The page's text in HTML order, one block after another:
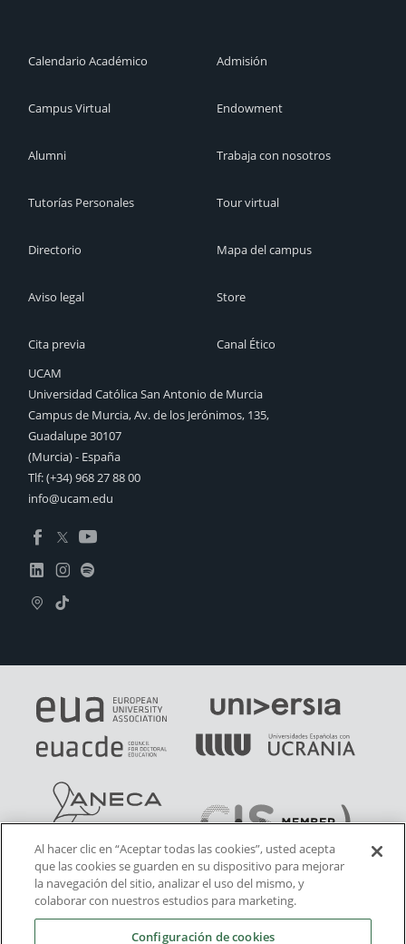
Calendario Académico
Campus Virtual
Alumni
Tutorías Personales
Directorio
Aviso legal
Cita previa
Admisión
Endowment
Trabaja con nosotros
Tour virtual
Mapa del campus
Store
Canal Ético
UCAM
Universidad Católica San Antonio de Murcia
Campus de Murcia, Av. de los Jerónimos, 135,
Guadalupe 30107
(Murcia) - España
Tlf:(+34) 968 27 88 00
info@ucam.edu
Al hacer clic en “Aceptar todas las cookies”, usted acepta
que las cookies se guarden en su dispositivo para mejorar
la navegación del sitio, analizar el uso del mismo, y
colaborar con nuestros estudios para marketing.
Configuración de cookies